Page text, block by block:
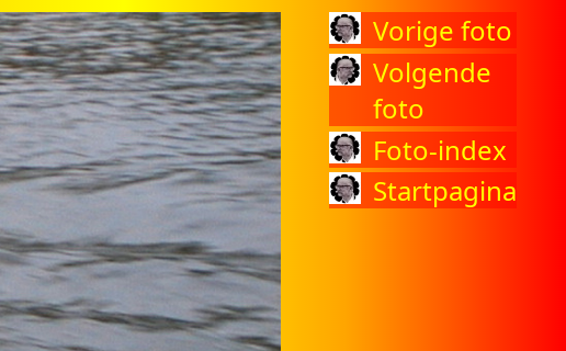
Vorige foto
Volgende
foto
Foto-index
Startpagina